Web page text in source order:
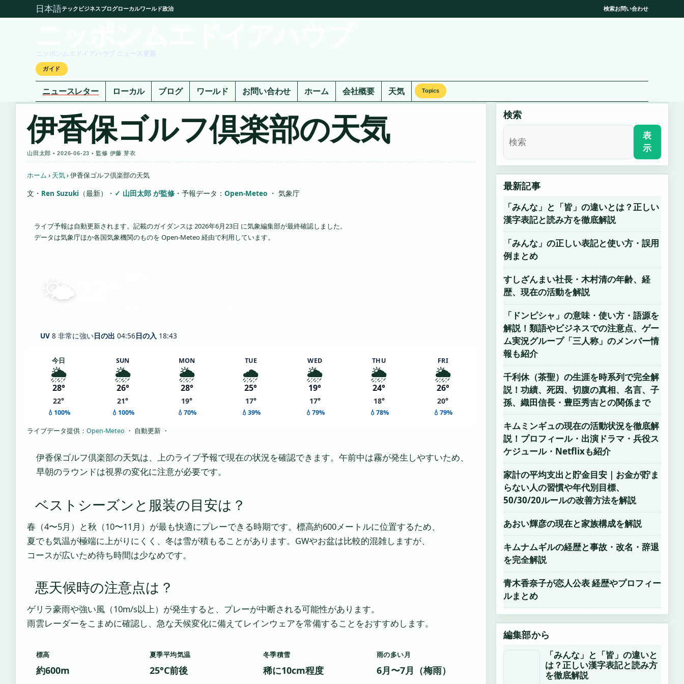
日本語テック ビジネスブログローカルワールド政治 検索お問い合わせ
ニッポンムエドイアハウブ ニュース更新
ガイド
ニュースレター ローカル ブログ ワールド お問い合わせ ホーム 会社概要 天気 Topics
伊香保ゴルフ倶楽部の天気
山田太郎 • 2026-06-23 • 監修 伊藤 芽衣
ホーム › 天気›伊香保ゴルフ倶楽部の天気
文・ Ren Suzuki （最新） ・ 山田太郎 が監修 ・ 予報データ： Open-Meteo ・ 気象庁
ライブ予報は自動更新されます。記載のガイダンスは 2026年6月23日 に気象編集部が最終確認しました。
データは気象庁ほか各国気象機関のものを Open-Meteo 経由で利用しています。
🌤️
UV 8 非常に強い日の出 04:56日の入 18:43
今日
🌦️
28°
22°
💧100%
SUN
🌦️
26°
21°
💧100%
MON
🌦️
28°
19°
💧70%
TUE
🌧️
25°
17°
💧39%
WED
🌦️
19°
17°
💧79%
THU
🌦️
24°
18°
💧78%
FRI
🌦️
26°
20°
💧79%
ライブデータ提供： Open-Meteo ・ 自動更新 ・
伊香保ゴルフ倶楽部の天気は、上のライブ予報で現在の状況を確認できます。午前中は霧が発生しやすいため、
早朝のラウンドは視界の変化に注意が必要です。
ベストシーズンと服装の目安は？
春（4〜5月）と秋（10〜11月）が最も快適にプレーできる時期です。標高約600メートルに位置するため、
夏でも気温が極端に上がりにくく、冬は雪が積もることがあります。GWやお盆は比較的混雑しますが、
コースが広いため待ち時間は少なめです。
悪天候時の注意点は？
ゲリラ豪雨や強い風（10m/s以上）が発生すると、プレーが中断される可能性があります。
雨雲レーダーをこまめに確認し、急な天候変化に備えてレインウェアを常備することをおすすめします。
標高
約600m
夏季平均気温
25°C前後
冬季積雪
稀に10cm程度
雨の多い月
6月〜7月（梅雨）
検索
表
示
最新記事
「みんな」と「皆」の違いとは？正しい
漢字表記と読み方を徹底解説
「みんな」の正しい表記と使い方・誤用
例まとめ
すしざんまい社長・木村清の年齢、経
歴、現在の活動を解説
「ドンピシャ」の意味・使い方・語源を
解説！類語やビジネスでの注意点、ゲー
ム実況グループ「三人称」のメンバー情
報も紹介
千利休（茶聖）の生涯を時系列で完全解
説！功績、死因、切腹の真相、名言、子
孫、織田信長・豊臣秀吉との関係まで
キムミンギュの現在の活動状況を徹底解
説！プロフィール・出演ドラマ・兵役ス
ケジュール・Netflixも紹介
家計の平均支出と貯金目安｜お金が貯ま
らない人の習慣や年代別目標、
50/30/20ルールの改善方法を解説
あおい輝彦の現在と家族構成を解説
キムナムギルの経歴と事故・改名・辞退
を完全解説
青木香奈子が恋人公表 経歴やプロフィー
ルまとめ
編集部から
「みんな」と「皆」の違いと
は？正しい漢字表記と読み方
を徹底解説